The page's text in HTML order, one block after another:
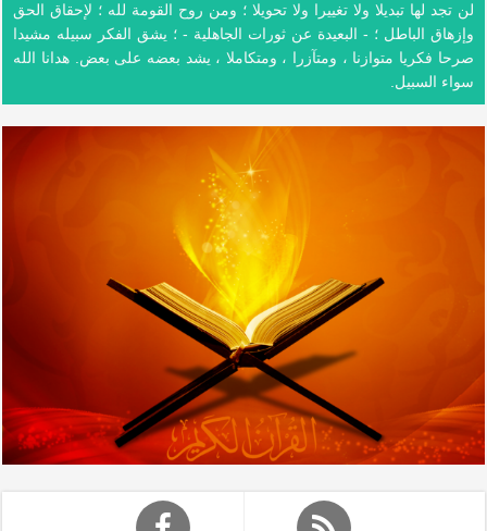
لن تجد لها تبديلا ولا تغييرا ولا تحويلا ؛ ومن روح القومة لله ؛ لإحقاق الحق
وإزهاق الباطل ؛ - البعيدة عن ثورات الجاهلية - ؛ يشق الفكر سبيله مشيدا
صرحا فكريا متوازنا ، ومتآزرا ، ومتكاملا ، يشد بعضه على بعض. هدانا الله
سواء السبيل.